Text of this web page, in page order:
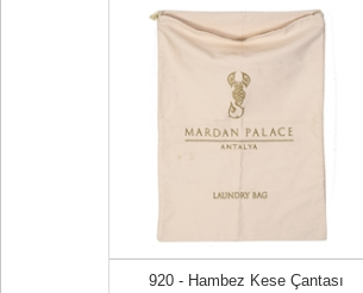
920 - Hambez Kese Çantası